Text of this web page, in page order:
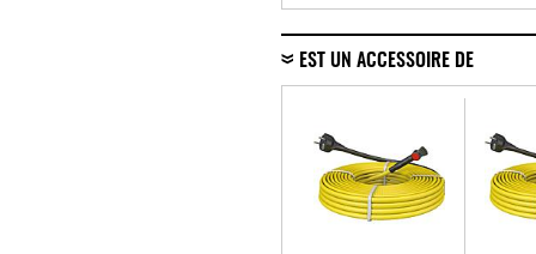
EST UN ACCESSOIRE DE